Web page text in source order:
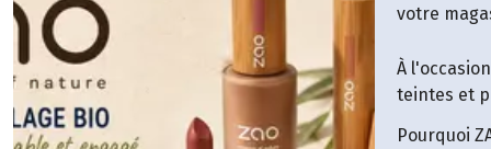
votre
À
teintes et
Pourquoi